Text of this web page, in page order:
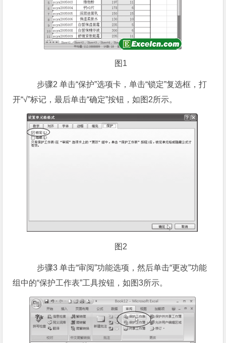
图1
步骤2 单击“保护”选项卡，单击“锁定”复选框，打
开“√”标记，最后单击“确定”按钮，如图2所示。
图2
步骤3 单击“审阅”功能选项，然后单击“更改”功能
组中的“保护工作表”工具按钮，如图3所示。